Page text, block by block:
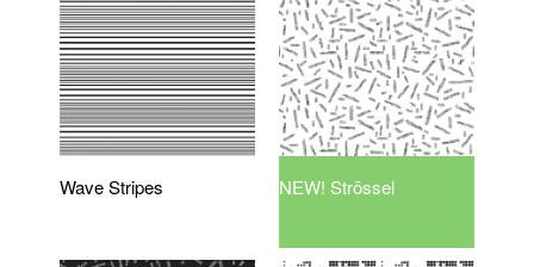
Wave Stripes NEW! Strössel